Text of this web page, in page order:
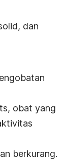
dan
obat yang
berkurang.